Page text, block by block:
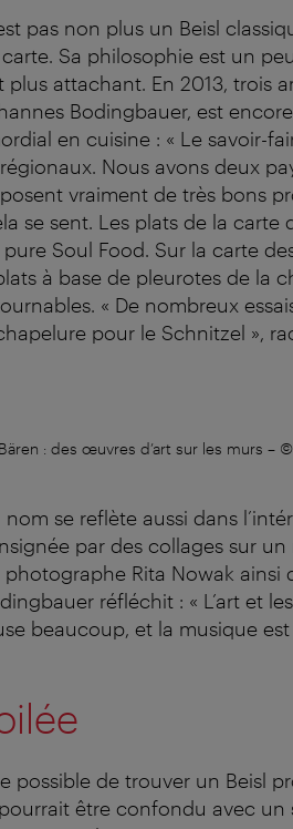
pas non plus un Beisl
Sa philosophie est un
plus attachant. En 2013, trois
Bodingbauer, est
en cuisine : « Le savoir-
Nous avons deux
vraiment de très bons
se sent. Les plats de la
Soul Food. Sur la carte
à base de pleurotes de la
« De nombreux
pour le Schnitzel »,
: des œuvres d’art sur les murs – ©
se reflète aussi dans
par des collages sur un
Rita Nowak ainsi
réfléchit : « L’art et
beaucoup, et la musique
possible de trouver un Beisl
pourrait être confondu avec un